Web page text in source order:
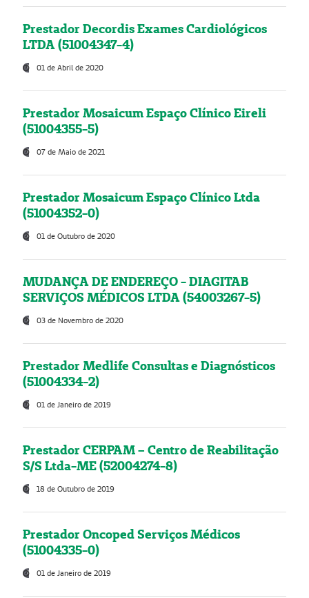
Prestador Decordis Exames Cardiológicos
LTDA (51004347-4)
01 de Abril de 2020
Prestador Mosaicum Espaço Clínico Eireli
(51004355-5)
07 de Maio de 2021
Prestador Mosaicum Espaço Clínico Ltda
(51004352-0)
01 de Outubro de 2020
MUDANÇA DE ENDEREÇO - DIAGITAB
SERVIÇOS MÉDICOS LTDA (54003267-5)
03 de Novembro de 2020
Prestador Medlife Consultas e Diagnósticos
(51004334-2)
01 de Janeiro de 2019
Prestador CERPAM – Centro de Reabilitação
S/S Ltda-ME (52004274-8)
18 de Outubro de 2019
Prestador Oncoped Serviços Médicos
(51004335-0)
01 de Janeiro de 2019